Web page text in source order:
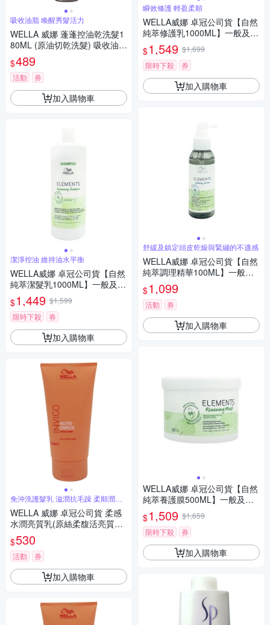
吸收油脂 喚醒秀髮活力
WELLA 威娜 蓬蓬控油乾洗髮1
80ML (原油切乾洗髮) 吸收油脂
豐盈滑順
$489
活動 券
加入購物車
潔淨控油 維持油水平衡
WELLA威娜 卓冠公司貨【自然
純萃潔髮乳1000ML】一般及油
性頭皮適 (附壓頭)
$1,449 $1,599
限時下殺
券
加入購物車
免沖洗護髮乳 滋潤抗毛躁 柔順潤澤
易梳理
WELLA 威娜 卓冠公司貨 柔感
水潤亮質乳(原絲柔馥活亮質乳)
150ML免沖洗
$530
活動 券
加入購物車
瞬效修護 輕盈柔順
WELLA威娜 卓冠公司貨【自然
純萃修護乳1000ML】一般及油
性頭皮適 (附壓頭)
$1,549 $1,699
限時下殺
券
加入購物車
舒緩及鎮定頭皮乾燥與緊繃的不適感
WELLA威娜 卓冠公司貨【自然
純萃調理精華100ML】一般及
油性頭皮適 免沖洗
$1,099
活動 券
加入購物車
WELLA威娜 卓冠公司貨【自然
純萃養護膜500ML】一般及油
性頭皮適
$1,509 $1,659
限時下殺
券
加入購物車